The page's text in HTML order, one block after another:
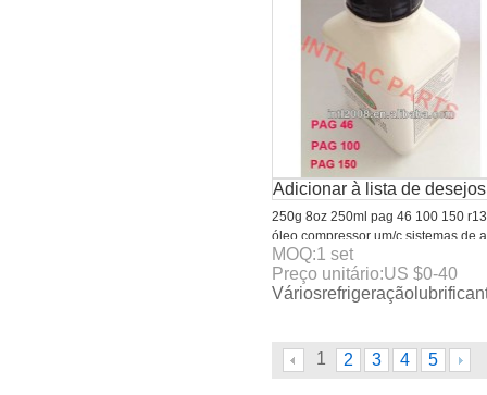
Adicionar à lista de desejos
250g 8oz 250ml pag 46 100 150
óleo compressor um/c sistemas de
condicionado do carro r134a
compressor de óleo lubrificante e
refrigerante
MOQ:1 set
Preço unitário:US $0-40
1 2 3 4 5